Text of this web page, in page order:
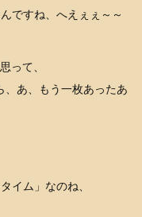
ですね、へえぇぇ～～
って、
、あ、もう一枚あったあ
イム」なのね、